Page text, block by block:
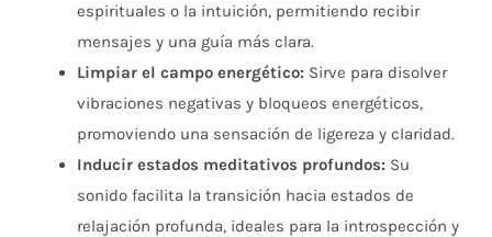
espirituales o la intuición, permitiendo recibir
mensajes y una guía más clara.
Limpiar el campo energético: Sirve para disolver
vibraciones negativas y bloqueos energéticos,
promoviendo una sensación de ligereza y claridad.
Inducir estados meditativos profundos: Su
sonido facilita la transición hacia estados de
relajación profunda, ideales para la introspección y